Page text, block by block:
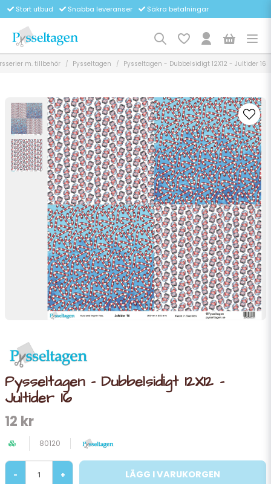
Stort utbud Snabba leveranser Säkra betalningar
m. tillbehör Pysseltagen Pysseltagen - Dubbelsidigt 12X12 - Jultider 16
Pysseltagen - Dubbelsidigt 12X12 -
Jultider 16
12 kr
80120
- + LÄGG I VARUKORGEN